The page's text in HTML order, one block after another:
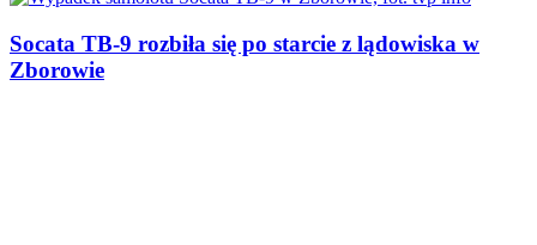
Socata TB-9 rozbiła się po starcie z lądowiska w
Zborowie